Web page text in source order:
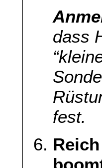
dass
fest.